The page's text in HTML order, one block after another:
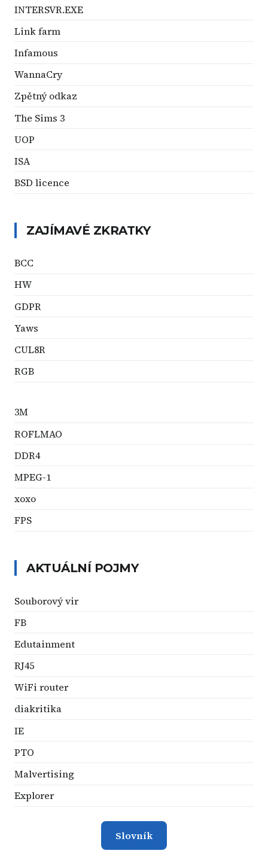
INTERSVR.EXE
Link farm
Infamous
WannaCry
Zpětný odkaz
The Sims 3
UOP
ISA
BSD licence
ZAJÍMAVÉ ZKRATKY
BCC
HW
GDPR
Yaws
CUL8R
RGB
3M
ROFLMAO
DDR4
MPEG-1
xoxo
FPS
AKTUÁLNÍ POJMY
Souborový vir
FB
Edutainment
RJ45
WiFi router
diakritika
IE
PTO
Malvertising
Explorer
Slovník